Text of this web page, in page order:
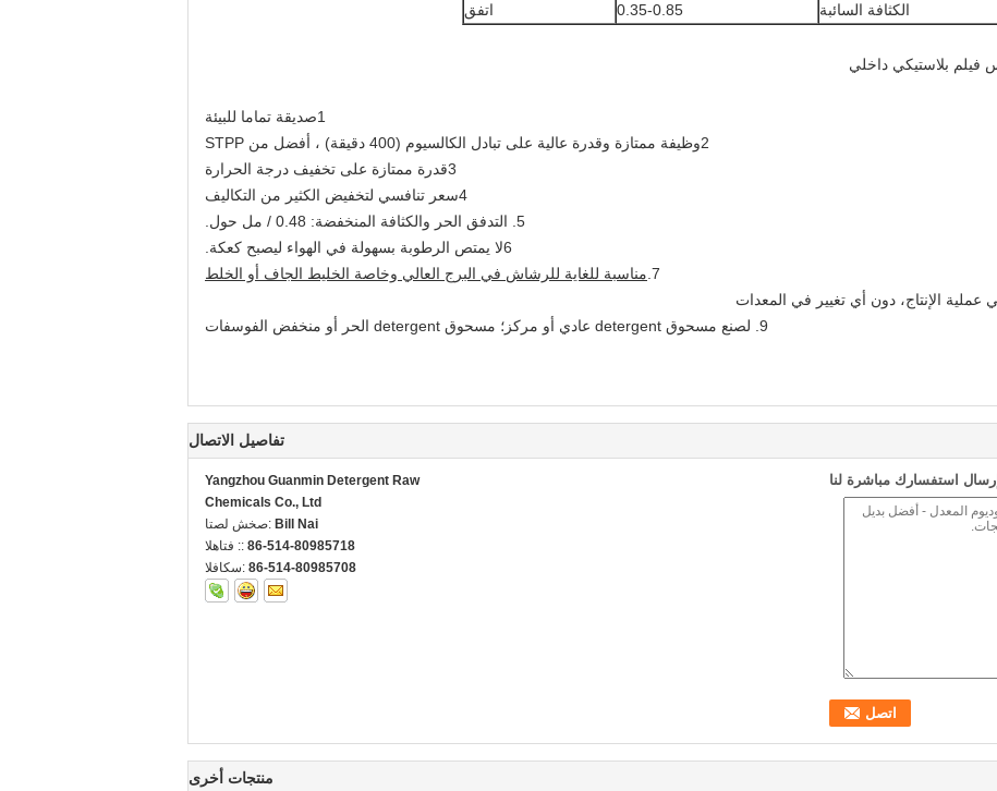
الكثافة السائبة
0.35-0.85 اتفق
1صديقة تماما للبيئة
2وظيفة ممتازة وقدرة عالية على تبادل الكالسيوم (400 دقيقة) ، أفضل من STPP
3قدرة ممتازة على تخفيف درجة الحرارة
4سعر تنافسي لتخفيض الكثير من التكاليف
5. التدفق الحر والكثافة المنخفضة: 0.48 / مل حول.
6لا يمتص الرطوبة بسهولة في الهواء ليصبح كعكة.
7. مناسبة للغاية للرشاش في البرج العالي وخاصة الخليط الجاف أو الخلط
9. لصنع مسحوق detergent عادي أو مركز؛ مسحوق detergent الحر أو منخفض الفوسفات
تفاصيل الاتصال
Yangzhou Guanmin Detergent Raw
Chemicals Co., Ltd
اتصل شخص: Bill Nai
الهاتف :: 86-514-80985718
الفاكس: 86-514-80985708
إرسال استفسارك مباشرة لنا
منتجات أخرى